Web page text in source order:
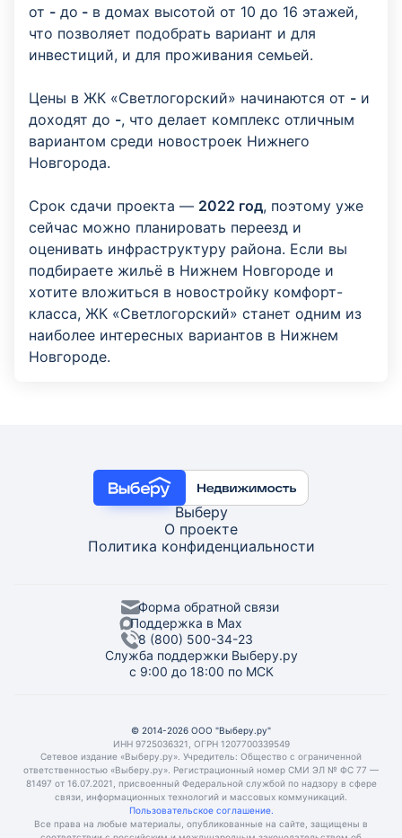
от - до - в домах высотой от 10 до 16 этажей,
что позволяет подобрать вариант и для
инвестиций, и для проживания семьей.
Цены в ЖК «Светлогорский» начинаются от - и
доходят до -, что делает комплекс отличным
вариантом среди новостроек Нижнего
Новгорода.
Срок сдачи проекта — 2022 год, поэтому уже
сейчас можно планировать переезд и
оценивать инфраструктуру района. Если вы
подбираете жильё в Нижнем Новгороде и
хотите вложиться в новостройку комфорт-
класса, ЖК «Светлогорский» станет одним из
наиболее интересных вариантов в Нижнем
Новгороде.
Выберу
О проекте
Политика конфиденциальности
Форма обратной связи
Поддержка в Max
8 (800) 500-34-23
Служба поддержки Выберу.ру
с 9:00 до 18:00 по МСК
© 2014-2026 ООО "Выберу.ру"
ИНН 9725036321, ОГРН 1207700339549
Сетевое издание «Выберу.ру». Учредитель: Общество с ограниченной
ответственностью «Выберу.ру». Регистрационный номер СМИ ЭЛ № ФС 77 —
81497 от 16.07.2021, присвоенный Федеральной службой по надзору в сфере
связи, информационных технологий и массовых коммуникаций.
Пользовательское соглашение.
Все права на любые материалы, опубликованные на сайте, защищены в